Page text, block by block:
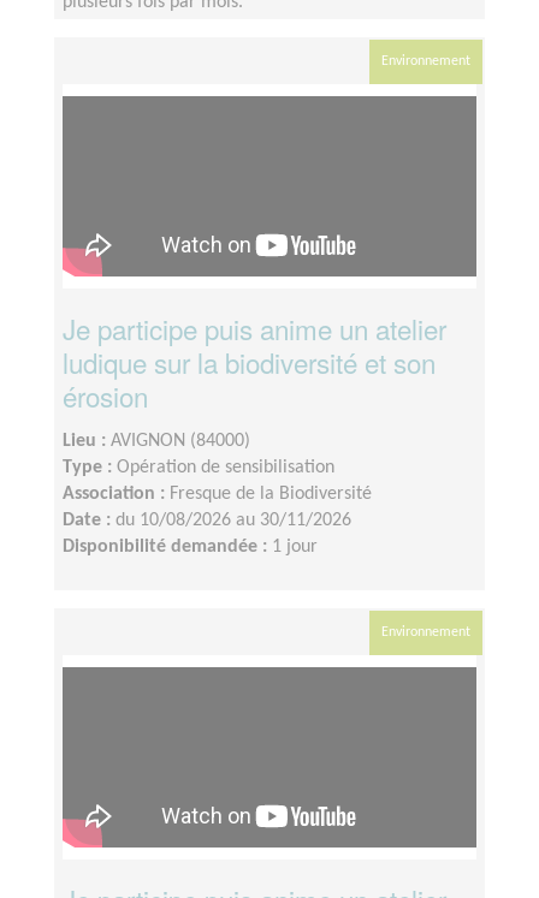
Environnement
Je participe puis anime un atelier
ludique sur la biodiversité et son
érosion
Lieu : AVIGNON (84000)
Type : Opération de sensibilisation
Association : Fresque de la Biodiversité
Date : du 10/08/2026 au 30/11/2026
Disponibilité demandée : 1 jour
Environnement